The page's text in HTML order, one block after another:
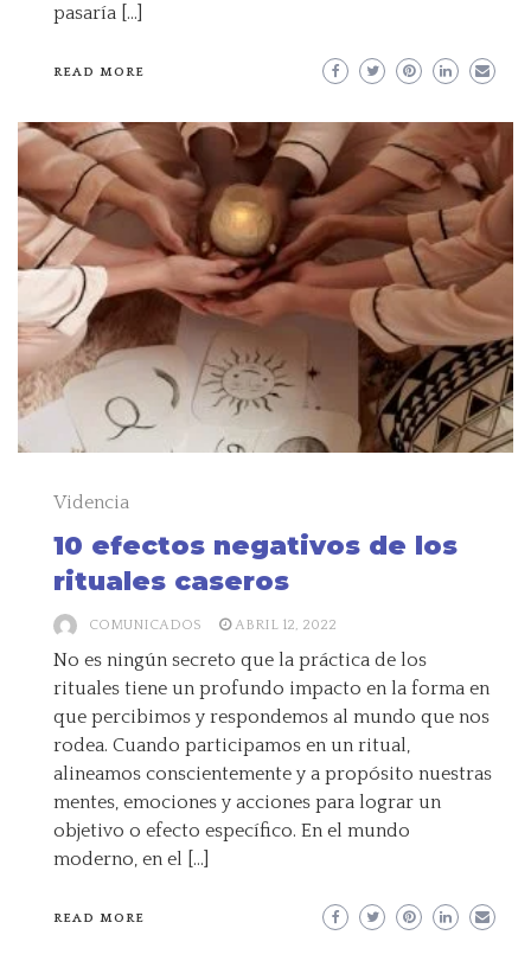
pasaría […]
READ MORE
Videncia
10 efectos negativos de los
rituales caseros
COMUNICADOS ABRIL 12, 2022
No es ningún secreto que la práctica de los
rituales tiene un profundo impacto en la forma en
que percibimos y respondemos al mundo que nos
rodea. Cuando participamos en un ritual,
alineamos conscientemente y a propósito nuestras
mentes, emociones y acciones para lograr un
objetivo o efecto específico. En el mundo
moderno, en el […]
READ MORE